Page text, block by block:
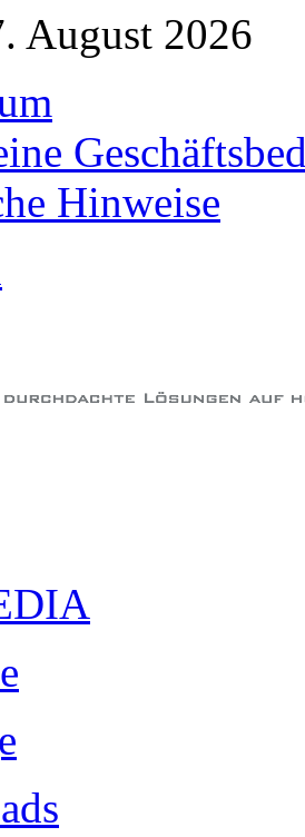
August 2026
Hinweise